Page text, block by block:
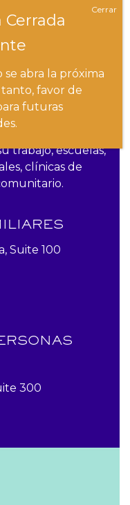
trabajo, escuelas,
clínicas de
Suite 100
300
Cerrada
abra la próxima
tanto, favor de
futuras
Cerrar